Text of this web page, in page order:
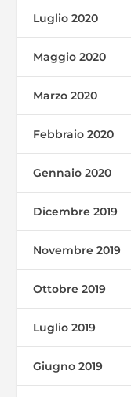
Luglio 2020
Maggio 2020
Marzo 2020
Febbraio 2020
Gennaio 2020
Dicembre 2019
Novembre 2019
Ottobre 2019
Luglio 2019
Giugno 2019